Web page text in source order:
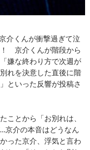
介くんが衝撃過ぎて泣
京介くんが階段から
嫌な終わり方で次週が
れを決意した直後に階
といった反響が投稿さ
ことから「お別れは、
京介の本音はどうなん
った京介、浮気と言わ